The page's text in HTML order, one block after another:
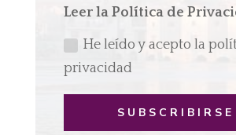
Leer la Política de
He leído y acepto la
privacidad
SUBSCRIBIRSE